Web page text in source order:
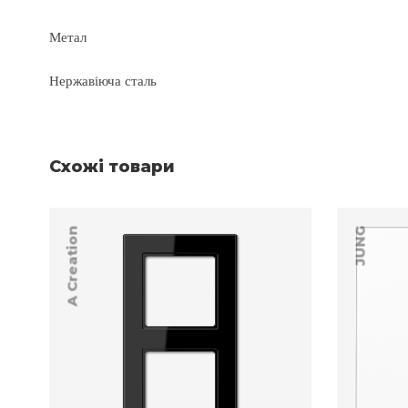
Метал
Нержавіюча сталь
Схожі товари
A Creation JUNG